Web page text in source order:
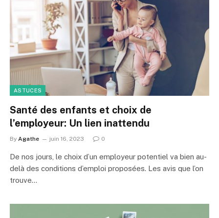
ASTUCES
Santé des enfants et choix de
l’employeur: Un lien inattendu
By Agathe juin 16, 2023 0
De nos jours, le choix d’un employeur potentiel va bien au-
delà des conditions d’emploi proposées. Les avis que l’on
trouve…